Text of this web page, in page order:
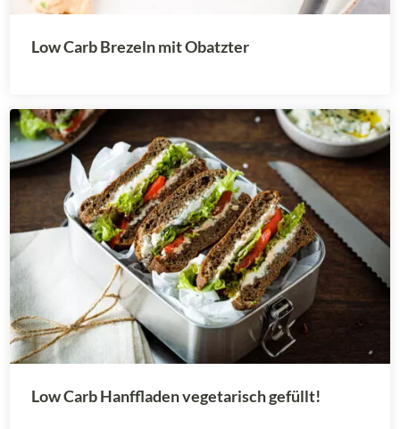
Low Carb Brezeln mit Obatzter
Low Carb Hanffladen vegetarisch gefüllt!